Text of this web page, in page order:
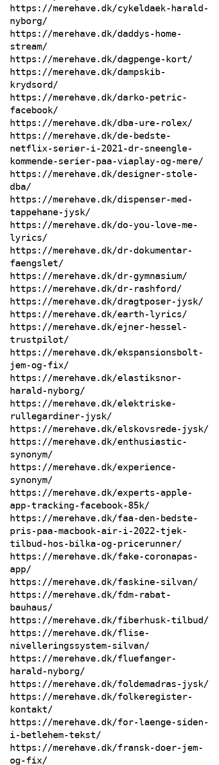
https://merehave.dk/cykeldaek-harald-
nyborg/
https://merehave.dk/daddys-home-
stream/
https://merehave.dk/dagpenge-kort/
https://merehave.dk/dampskib-
krydsord/
https://merehave.dk/darko-petric-
facebook/
https://merehave.dk/dba-ure-rolex/
https://merehave.dk/de-bedste-
netflix-serier-i-2021-dr-sneengle-
kommende-serier-paa-viaplay-og-mere/
https://merehave.dk/designer-stole-
dba/
https://merehave.dk/dispenser-med-
tappehane-jysk/
https://merehave.dk/do-you-love-me-
lyrics/
https://merehave.dk/dr-dokumentar-
faengslet/
https://merehave.dk/dr-gymnasium/
https://merehave.dk/dr-rashford/
https://merehave.dk/dragtposer-jysk/
https://merehave.dk/earth-lyrics/
https://merehave.dk/ejner-hessel-
trustpilot/
https://merehave.dk/ekspansionsbolt-
jem-og-fix/
https://merehave.dk/elastiksnor-
harald-nyborg/
https://merehave.dk/elektriske-
rullegardiner-jysk/
https://merehave.dk/elskovsrede-jysk/
https://merehave.dk/enthusiastic-
synonym/
https://merehave.dk/experience-
synonym/
https://merehave.dk/experts-apple-
app-tracking-facebook-85k/
https://merehave.dk/faa-den-bedste-
pris-paa-macbook-air-i-2022-tjek-
tilbud-hos-bilka-og-pricerunner/
https://merehave.dk/fake-coronapas-
app/
https://merehave.dk/faskine-silvan/
https://merehave.dk/fdm-rabat-
bauhaus/
https://merehave.dk/fiberhusk-tilbud/
https://merehave.dk/flise-
nivelleringssystem-silvan/
https://merehave.dk/fluefanger-
harald-nyborg/
https://merehave.dk/foldemadras-jysk/
https://merehave.dk/folkeregister-
kontakt/
https://merehave.dk/for-laenge-siden-
i-betlehem-tekst/
https://merehave.dk/fransk-doer-jem-
og-fix/